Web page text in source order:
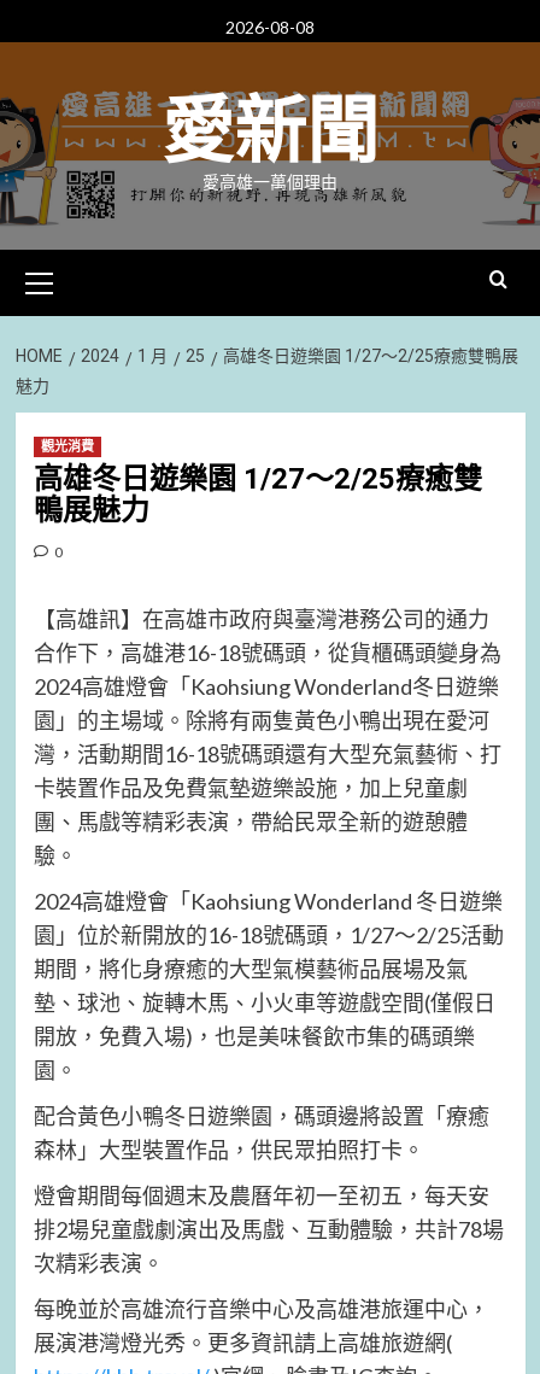
to
2026-08-08
愛新聞
愛高雄一萬個理由
Menu
HOME 2024 1 月 25
高雄冬日遊樂園 1/27～2/25療癒雙鴨展
魅力
觀光消費
高雄冬日遊樂園 1/27～2/25療癒雙
鴨展魅力
0
【高雄訊】在高雄市政府與臺灣港務公司的通力
合作下，高雄港16-18號碼頭，從貨櫃碼頭變身為
2024高雄燈會「Kaohsiung Wonderland冬日遊樂
園」的主場域。除將有兩隻黃色小鴨出現在愛河
灣，活動期間16-18號碼頭還有大型充氣藝術、打
卡裝置作品及免費氣墊遊樂設施，加上兒童劇
團、馬戲等精彩表演，帶給民眾全新的遊憩體
驗。
2024高雄燈會「Kaohsiung Wonderland 冬日遊樂
園」位於新開放的16-18號碼頭，1/27～2/25活動
期間，將化身療癒的大型氣模藝術品展場及氣
墊、球池、旋轉木馬、小火車等遊戲空間(僅假日
開放，免費入場)，也是美味餐飲市集的碼頭樂
園。
配合黃色小鴨冬日遊樂園，碼頭邊將設置「療癒
森林」大型裝置作品，供民眾拍照打卡。
燈會期間每個週末及農曆年初一至初五，每天安
排2場兒童戲劇演出及馬戲、互動體驗，共計78場
次精彩表演。
每晚並於高雄流行音樂中心及高雄港旅運中心，
展演港灣燈光秀。更多資訊請上高雄旅遊網(